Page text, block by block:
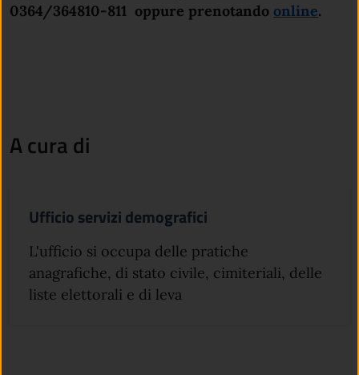
0364/364810-811 oppure prenotando online.
A cura di
Ufficio servizi demografici
L'ufficio si occupa delle pratiche
anagrafiche, di stato civile, cimiteriali, delle
liste elettorali e di leva